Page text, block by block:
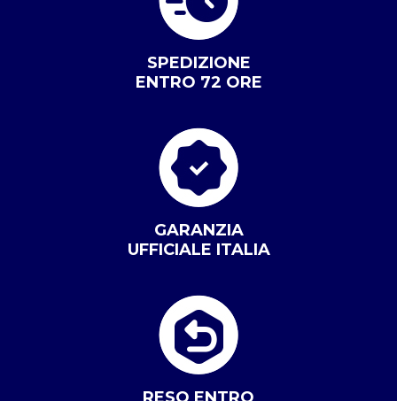
SPEDIZIONE
ENTRO 72 ORE
GARANZIA
UFFICIALE ITALIA